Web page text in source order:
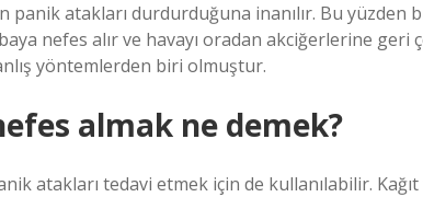
panik atakları durdurduğuna inanılır. Bu yüzden
nefes alır ve havayı oradan akciğerlerine geri
yöntemlerden biri olmuştur.
almak ne demek?
atakları tedavi etmek için de kullanılabilir. Kağıt